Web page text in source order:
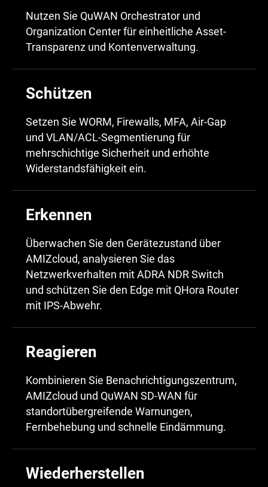
Nutzen Sie QuWAN Orchestrator und
Organization Center für einheitliche Asset-
Transparenz und Kontenverwaltung.
Schützen
Setzen Sie WORM, Firewalls, MFA, Air-Gap
und VLAN/ACL-Segmentierung für
mehrschichtige Sicherheit und erhöhte
Widerstandsfähigkeit ein.
Erkennen
Überwachen Sie den Gerätezustand über
AMIZcloud, analysieren Sie das
Netzwerkverhalten mit ADRA NDR Switch
und schützen Sie den Edge mit QHora Router
mit IPS-Abwehr.
Reagieren
Kombinieren Sie Benachrichtigungszentrum,
AMIZcloud und QuWAN SD-WAN für
standortübergreifende Warnungen,
Fernbehebung und schnelle Eindämmung.
Wiederherstellen